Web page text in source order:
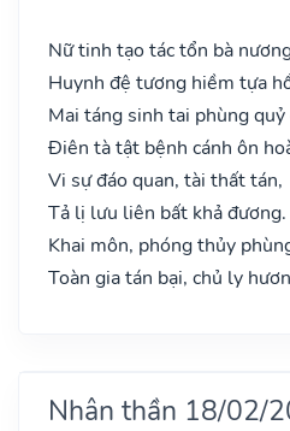
Nữ tinh tạo tác tổn bà
Huynh đệ tương hiềm tựa
Mai táng sinh tai phùng quỷ
Điên tà tật bệnh cánh ôn
Vi sự đáo quan, tài thất tán,
Tả lị lưu liên bất khả đương.
Khai môn, phóng thủy
Toàn gia tán bại, chủ ly
Nhân thần 18/02/